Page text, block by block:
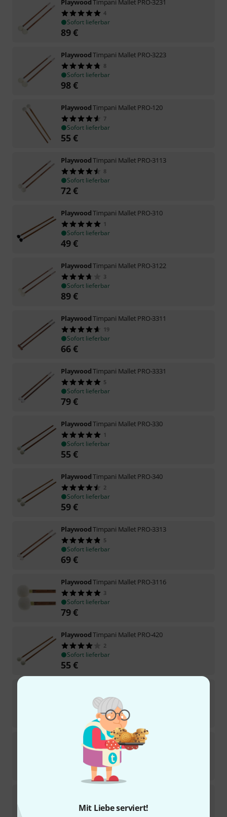
Mit Liebe serviert!
4
Sofort lieferbar
89€
PlaywoodTimpani Mallet PRO-3223
8
Sofort lieferbar
98€
PlaywoodTimpani Mallet PRO-120
7
Sofort lieferbar
55€
PlaywoodTimpani Mallet PRO-3113
8
Sofort lieferbar
72€
PlaywoodTimpani Mallet PRO-310
1
Sofort lieferbar
49€
PlaywoodTimpani Mallet PRO-3122
3
Sofort lieferbar
89€
PlaywoodTimpani Mallet PRO-3311
19
Sofort lieferbar
66€
PlaywoodTimpani Mallet PRO-3331
5
Sofort lieferbar
79€
PlaywoodTimpani Mallet PRO-330
1
Sofort lieferbar
55€
PlaywoodTimpani Mallet PRO-340
2
Sofort lieferbar
59€
PlaywoodTimpani Mallet PRO-3313
5
Sofort lieferbar
69€
PlaywoodTimpani Mallet PRO-3116
3
Sofort lieferbar
79€
PlaywoodTimpani Mallet PRO-420
2
Sofort lieferbar
55€
6
Sofort lieferbar
Timpani Mallet PRO-460
Sofort lieferbar
3
Sofort lieferbar